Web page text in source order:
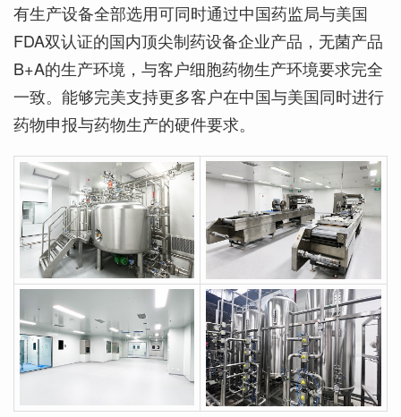
有生产设备全部选用可同时通过中国药监局与美国
FDA双认证的国内顶尖制药设备企业产品，无菌产品
B+A的生产环境，与客户细胞药物生产环境要求完全
一致。能够完美支持更多客户在中国与美国同时进行
药物申报与药物生产的硬件要求。